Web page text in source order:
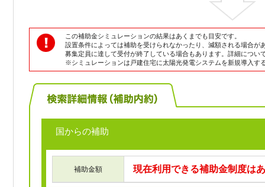
この補助金シミュレーションの結果はあくまでも目安です。
設置条件によっては補助を受けられなかったり、減額される場合が
募集定員に達して受付が終了している場合もあります。詳細につい
※シミュレーションは戸建住宅に太陽光発電システムを新規導入す
国からの補助
補助金額 現在利用できる補助金制度は